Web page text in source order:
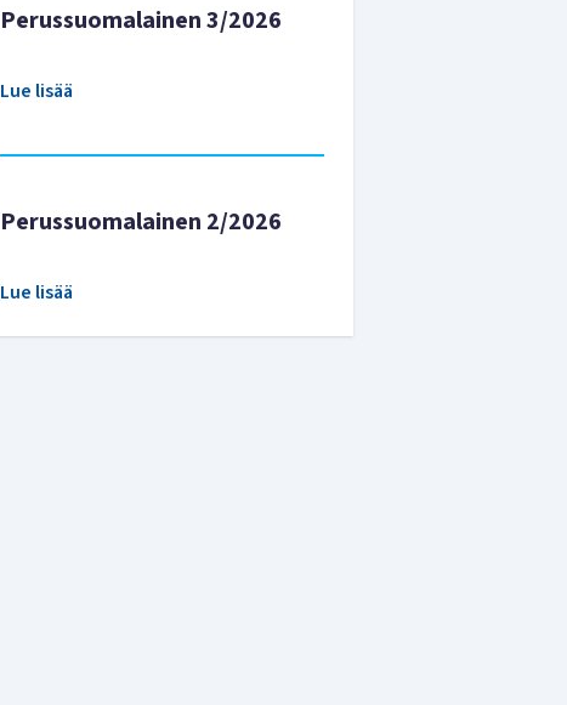
Perussuomalainen 3/2026
Lue lisää
Perussuomalainen 2/2026
Lue lisää